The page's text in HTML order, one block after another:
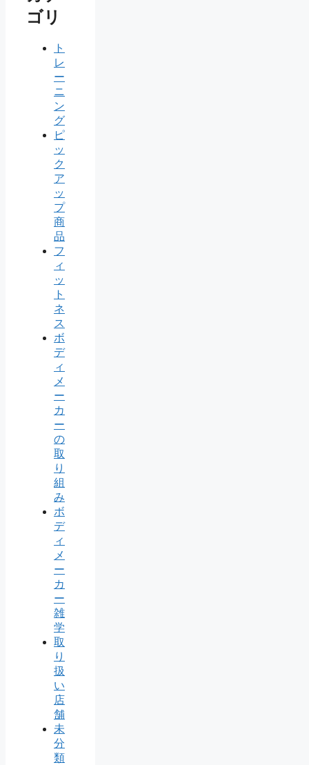
ゴリ
ト
レ
ー
ニ
ン
グ
ピ
ッ
ク
ア
ッ
プ
商
品
フ
ィ
ッ
ト
ネ
ス
ボ
デ
ィ
メ
ー
カ
ー
の
取
り
組
み
ボ
デ
ィ
メ
ー
カ
ー
雑
学
取
り
扱
い
店
舗
未
分
類